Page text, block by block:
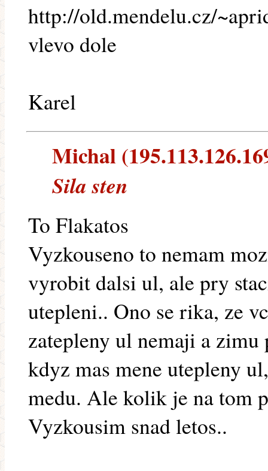
http://old.mendelu.cz/
vlevo dole
Karel
Michal
Sila sten
To Flakatos
Vyzkouseno to nemam
vyrobit dalsi ul, ale pry
utepleni.. Ono se rika, ze
zatepleny ul nemaji a
kdyz mas mene utepleny
medu. Ale kolik je na tom
Vyzkousim snad letos..